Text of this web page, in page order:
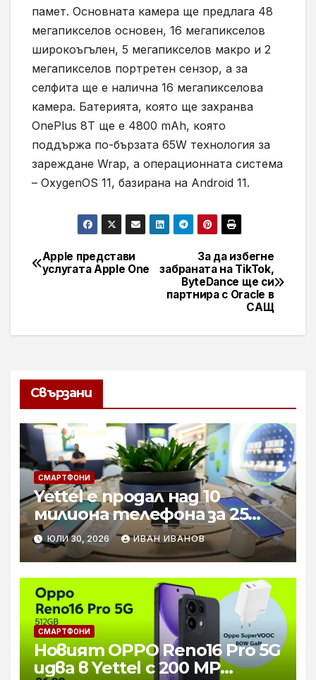
памет. Основната камера ще предлага 48
мегапикселов основен, 16 мегапикселов
широкоъгълен, 5 мегапикселов макро и 2
мегапикселов портретен сензор, а за
селфита ще е налична 16 мегапикселова
камера. Батерията, която ще захранва
OnePlus 8T ще е 4800 mAh, която
поддържа по-бързата 65W технология за
зареждане Wrap, а операционната система
– OxygenOS 11, базирана на Android 11.
Навигация
За да избегне
забраната на TikTok,
ByteDance ще си
партнира с Oracle в
САЩ
Apple представи
услугата Apple One
Свързани
СМАРТФОНИ
Yettel е продал над 10
милиона телефона за 25
години
ЮЛИ 30, 2026 ИВАН ИВАНОВ
СМАРТФОНИ
Новият OPPO Reno16 Pro 5G
идва в Yettel с 200 MP